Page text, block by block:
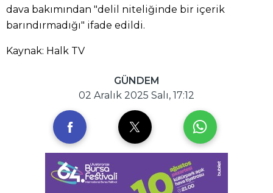
dava bakımından "delil niteliğinde bir içerik
barındırmadığı" ifade edildi.
Kaynak: Halk TV
GÜNDEM
02 Aralık 2025 Salı, 17:12